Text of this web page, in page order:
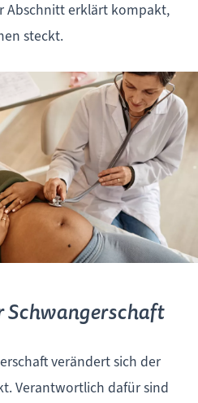
Abschnitt erklärt kompakt,
steckt.
Schwangerschaft
verändert sich der
Verantwortlich dafür sind